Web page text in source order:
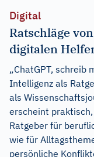
Digital
Ratschläge
digitalen
„ChatGPT, schreib
Intelligenz als
als
erscheint
Ratgeber für
wie für
persönliche